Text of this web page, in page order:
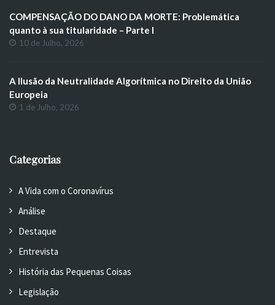
COMPENSAÇÃO DO DANO DA MORTE: Problemática
quanto à sua titularidade – Parte I
10 de Julho, 2026
A Ilusão da Neutralidade Algorítmica no Direito da União
Europeia
1 de Julho, 2026
Categorias
A Vida com o Coronavírus
Análise
Destaque
Entrevista
História das Pequenas Coisas
Legislação